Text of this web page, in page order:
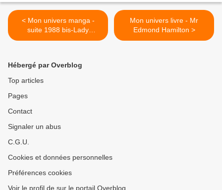
< Mon univers manga -
suite 1988 bis-Lady
Georgie
Mon univers livre - Mr
Edmond Hamilton >
Hébergé par Overblog
Top articles
Pages
Contact
Signaler un abus
C.G.U.
Cookies et données personnelles
Préférences cookies
Voir le profil de sur le portail Overblog